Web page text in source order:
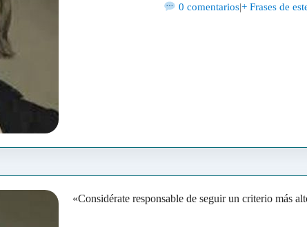
0 comentarios|+ Frases de
«Considérate responsable de seguir un criterio más